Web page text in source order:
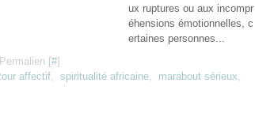
ux ruptures ou aux incompr
éhensions émotionnelles, c
ertaines personnes...
[#]
affectif, spiritualité africaine, marabout sérieux,